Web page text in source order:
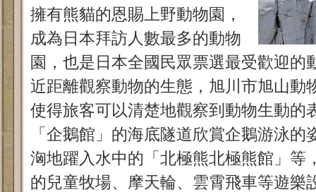
擁有熊貓的恩賜上野動物園，
成為日本拜訪人數最多的動物
園，也是日本全國民眾票選最受歡迎的
近距離觀察動物的生態，旭川市旭山動
使得旅客可以清楚地觀察到動物生動的
「企鵝館」的海底隧道欣賞企鵝游泳
洶地躍入水中的「北極熊北極熊館」等
的兒童牧場、摩天輪、雲霄飛車等遊樂